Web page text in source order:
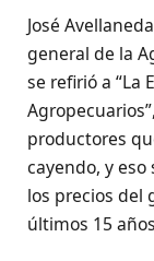
José
general de la
se refirió a “La
productores
cayendo, y
los precios del
últimos 15